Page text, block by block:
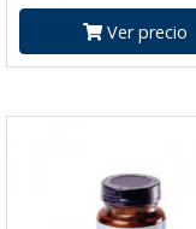
Ver precio